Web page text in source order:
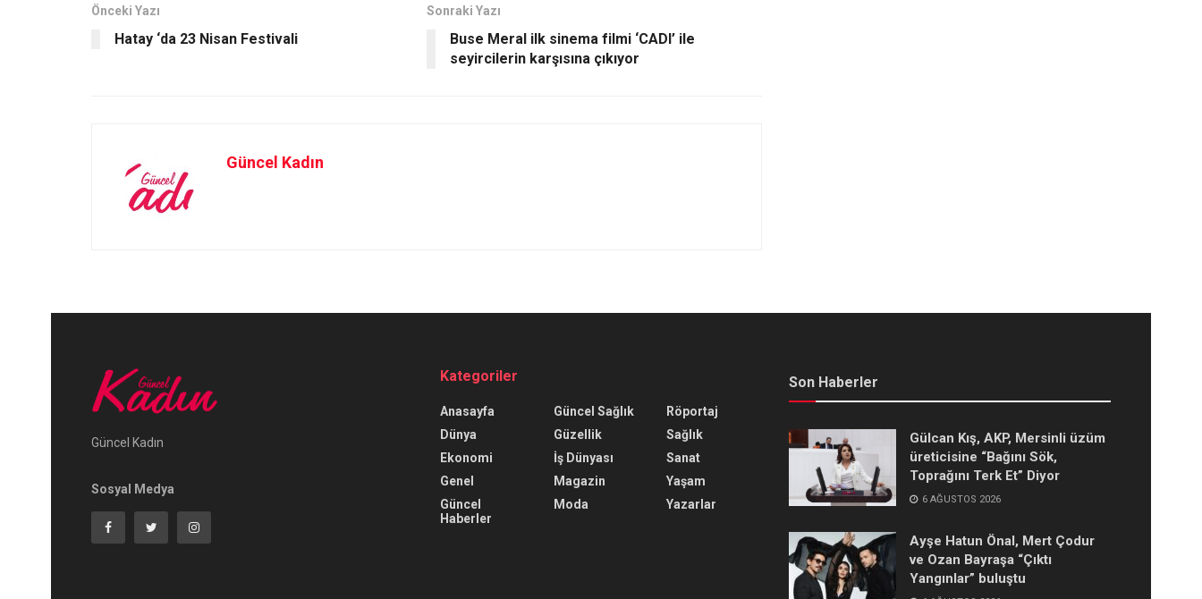
o
k
n
Önceki Yazı
Hatay ‘da 23 Nisan Festivali
Sonraki Yazı
Buse Meral ilk sinema filmi ‘CADI’ ile
seyircilerin karşısına çıkıyor
Güncel Kadın
Güncel Kadın
Sosyal Medya
Kategoriler
Anasayfa
Dünya
Ekonomi
Genel
Güncel
Haberler
Güncel Sağlık
Güzellik
İş Dünyası
Magazin
Moda
Röportaj
Sağlık
Sanat
Yaşam
Yazarlar
Son Haberler
Gülcan Kış, AKP, Mersinli üzüm
üreticisine “Bağını Sök,
Toprağını Terk Et” Diyor
6 AĞUSTOS 2026
Ayşe Hatun Önal, Mert Çodur
ve Ozan Bayraşa “Çıktı
Yangınlar” buluştu